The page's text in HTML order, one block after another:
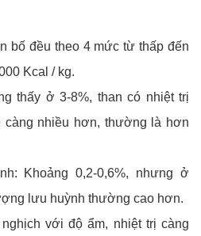
bố đều theo 4 mức từ thấp đến
Kcal / kg.
thấy ở 3-8%, than có nhiệt trị
càng nhiều hơn, thường là hơn
Khoảng 0,2-0,6%, nhưng ở
lưu huỳnh thường cao hơn.
với độ ẩm, nhiệt trị càng